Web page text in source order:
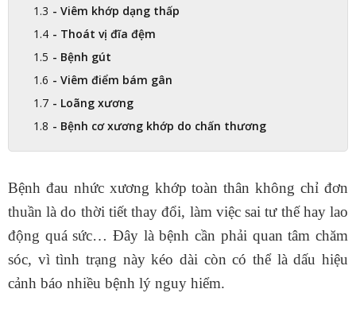
- Viêm khớp dạng thấp
- Thoát vị đĩa đệm
- Bệnh gút
- Viêm điểm bám gân
- Loãng xương
- Bệnh cơ xương khớp do chấn thương
Bệnh đau nhức xương khớp toàn thân không chỉ đơn
thuần là do thời tiết thay đổi, làm việc sai tư thế hay lao
động quá sức… Đây là bệnh cần phải quan tâm chăm
sóc, vì tình trạng này kéo dài còn có thể là dấu hiệu
cảnh báo nhiều bệnh lý nguy hiểm.